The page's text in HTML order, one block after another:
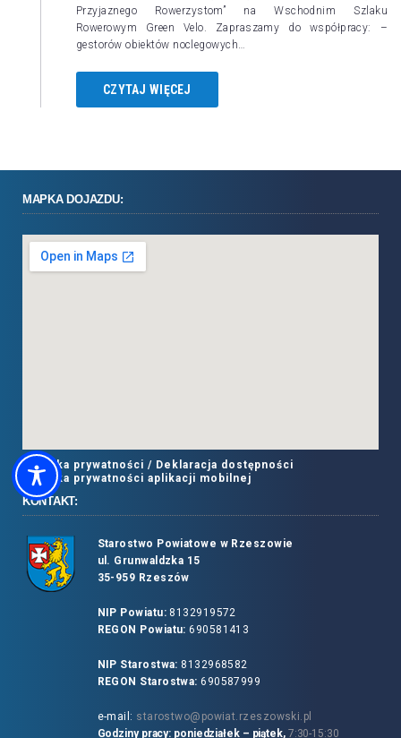
Przyjaznego Rowerzystom” na Wschodnim Szlaku
Rowerowym Green Velo. Zapraszamy do współpracy: –
gestorów obiektów noclegowych…
CZYTAJ WIĘCEJ
MAPKA DOJAZDU:
Polityka prywatności / Deklaracja dostępności
Polityka prywatności aplikacji mobilnej
KONTAKT:
Starostwo Powiatowe w Rzeszowie
ul. Grunwaldzka 15
35-959 Rzeszów
NIP Powiatu:8132919572
REGON Powiatu: 690581413
NIP Starostwa: 8132968582
REGON Starostwa: 690587999
e-mail: starostwo@powiat.rzeszowski.pl
Godziny pracy: poniedziałek – piątek, 7:30-15:30